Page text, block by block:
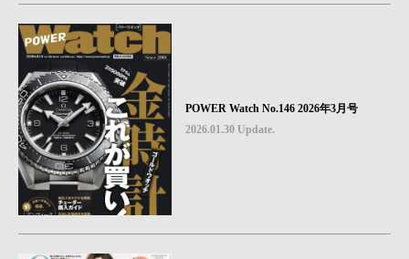
POWER Watch No.146 2026年3月号
2026.01.30 Update.